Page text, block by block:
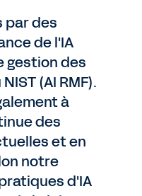
par des
de l'IA
gestion des
(AI RMF).
à
des
et en
notre
d'IA